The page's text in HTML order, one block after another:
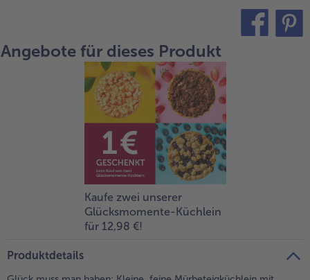
alle Kuchen & Torten
Süßspeisen
alle Süßspeisen
Obst
alle Obst
Wein & Spirituosen
alle Wein & Spirituosen
Küchenutensilien
alle Küchenutensilien
alle bofrost*free
bofrost*high Protein
alle bofrost*high Protein
bofrost*plus.
alle bofrost*plus.
Angebote für dieses Produkt
Kaufe zwei unserer
Glücksmomente-Küchlein
für 12,98 €!
Produktdetails